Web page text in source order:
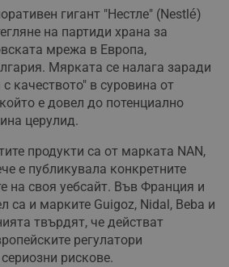
гигант "Нестле" (Nestlé)
на партиди храна за
мрежа в Европа,
Мярката се налага заради
качеството" в суровина от
е довел до потенциално
церулид.
продукти са от марката NAN,
е публикувала конкретните
на своя уебсайт. Във Франция и
са и марките Guigoz, Nidal, Beba и
твърдят, че действат
регулатори
рискове.